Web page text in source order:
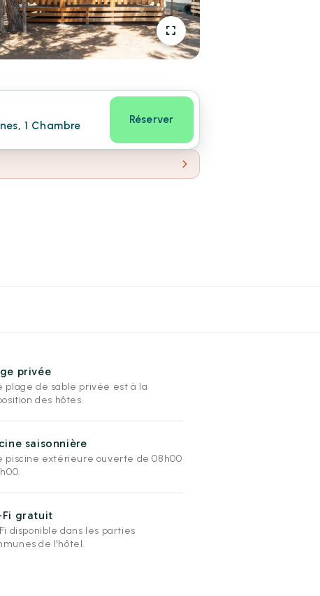
1 Chambre Réserver
privée
plage de sable privée est à la
des hôtes.
saisonnière
piscine extérieure ouverte de 08h00
Fi gratuit
disponible dans les parties
de l'hôtel.